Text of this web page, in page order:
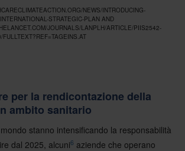
NEWS/INTRODUCING-
STRATEGIC-PLAN AND
JOURNALS/LANPLH/ARTICLE/PIIS2542-
per la rendicontazione della
ambito sanitario
stanno intensificando la responsabilità
dal 2025, alcuni6 aziende che operano